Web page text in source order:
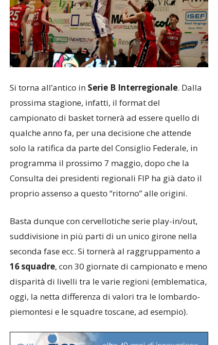
Si torna all’antico in Serie B Interregionale. Dalla
prossima stagione, infatti, il format del
campionato di basket tornerà ad essere quello di
qualche anno fa, per una decisione che attende
solo la ratifica da parte del Consiglio Federale, in
programma il prossimo 7 maggio, dopo che la
Consulta dei presidenti regionali FIP ha già dato il
proprio assenso a questo “ritorno” alle origini.
Basta dunque con cervellotiche serie play-in/out,
suddivisione in più parti di un unico girone nella
seconda fase ecc. Si tornerà al raggruppamento a
16 squadre, con 30 giornate di campionato e meno
disparità di livelli tra le varie regioni (emblematica,
oggi, la netta differenza di valori tra le lombardo-
piemontesi e le squadre toscane, ad esempio).